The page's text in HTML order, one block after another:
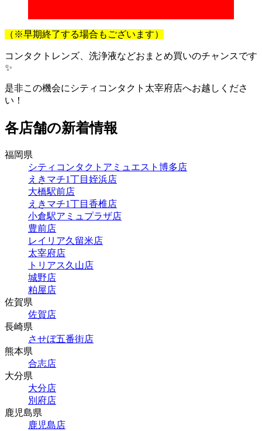
（※早期終了する場合もございます）
コンタクトレンズ、洗浄液などおまとめ買いのチャンスです
✨
是非この機会にシティコンタクト太宰府店へお越しくださ
い！
各店舗の新着情報
福岡県
シティコンタクトアミュエスト博多店
えきマチ1丁目姪浜店
大橋駅前店
えきマチ1丁目香椎店
小倉駅アミュプラザ店
豊前店
レイリア久留米店
太宰府店
トリアス久山店
城野店
粕屋店
佐賀県
佐賀店
長崎県
させぼ五番街店
熊本県
合志店
大分県
大分店
別府店
鹿児島県
鹿児島店